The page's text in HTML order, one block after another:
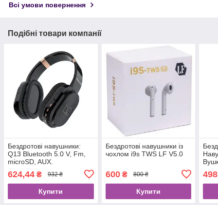
Всі умови повернення
Подібні товари компанії
Бездротові навушники:
Q13 Bluetooth 5.0 V, Fm,
microSD, AUX.
624,44 ₴ 932 ₴
Купити
Бездротові навушники із
чохлом i9s TWS LF V5.0
600₴ 800 ₴
Купити
Ear
498